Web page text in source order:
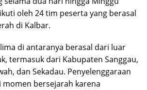
oleh 24 tim peserta yang berasal
di Kalbar.
di antaranya berasal dari luar
termasuk dari Kabupaten Sanggau,
dan Sekadau. Penyelenggaraan
bersejarah karena